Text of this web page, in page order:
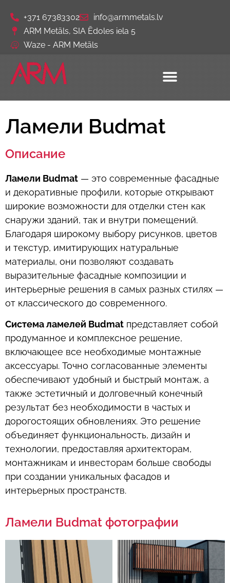
+371 67383302
info@armmetals.lv
ARM Metāls, SIA Ēdoles iela 5
Waze - ARM Metāls
Ламели Budmat
Описание
Ламели Budmat — это современные фасадные
и декоративные профили, которые открывают
широкие возможности для отделки стен как
снаружи зданий, так и внутри помещений.
Благодаря широкому выбору рисунков, цветов
и текстур, имитирующих натуральные
материалы, они позволяют создавать
выразительные фасадные композиции и
интерьерные решения в самых разных стилях —
от классического до современного.
Система ламелей Budmat представляет собой
продуманное и комплексное решение,
включающее все необходимые монтажные
аксессуары. Точно согласованные элементы
обеспечивают удобный и быстрый монтаж, а
также эстетичный и долговечный конечный
результат без необходимости в частых и
дорогостоящих обновлениях. Это решение
объединяет функциональность, дизайн и
технологии, предоставляя архитекторам,
монтажникам и инвесторам больше свободы
при создании уникальных фасадов и
интерьерных пространств.
Ламели Budmat фотографии